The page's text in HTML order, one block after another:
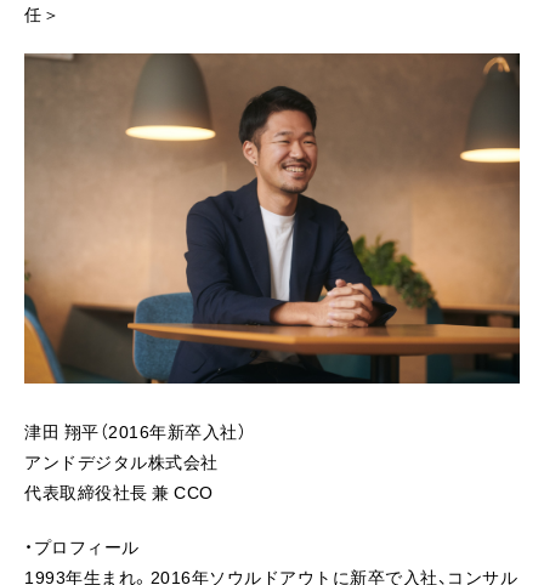
任＞
津田 翔平（2016年新卒入社）
アンドデジタル株式会社
代表取締役社長 兼 CCO
・プロフィール
1993年生まれ。2016年ソウルドアウトに新卒で入社、コンサル